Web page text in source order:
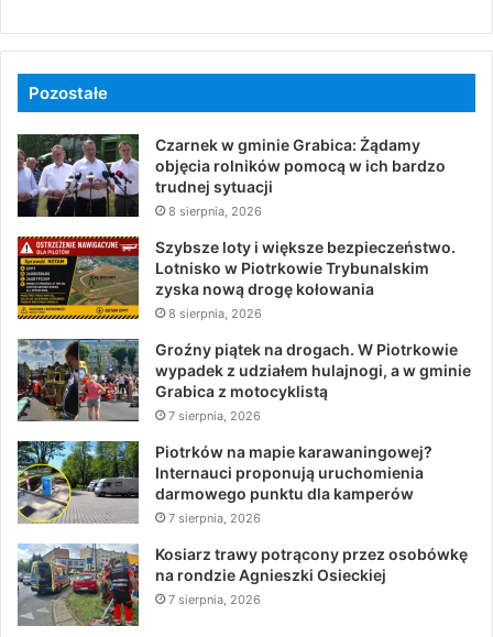
Pozostałe
Czarnek w gminie Grabica: Żądamy
objęcia rolników pomocą w ich bardzo
trudnej sytuacji
8 sierpnia, 2026
Szybsze loty i większe bezpieczeństwo.
Lotnisko w Piotrkowie Trybunalskim
zyska nową drogę kołowania
8 sierpnia, 2026
Groźny piątek na drogach. W Piotrkowie
wypadek z udziałem hulajnogi, a w gminie
Grabica z motocyklistą
7 sierpnia, 2026
Piotrków na mapie karawaningowej?
Internauci proponują uruchomienia
darmowego punktu dla kamperów
7 sierpnia, 2026
Kosiarz trawy potrącony przez osobówkę
na rondzie Agnieszki Osieckiej
7 sierpnia, 2026